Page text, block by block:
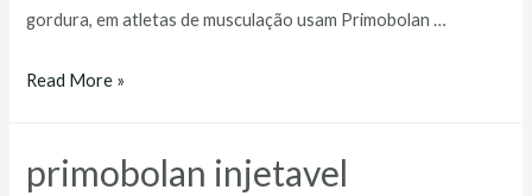
gordura, em atletas de musculação usam Primobolan …
primobolan
Read More »
primobolan injetavel